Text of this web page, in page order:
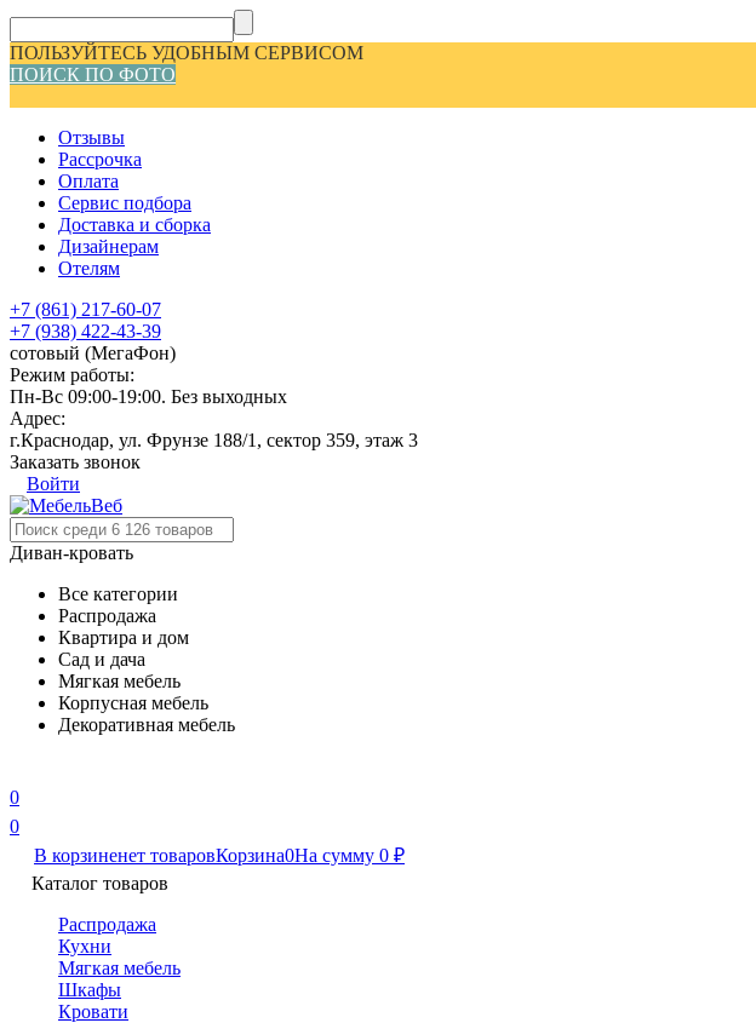
ПОЛЬЗУЙТЕСЬ УДОБНЫМ СЕРВИСОМ
ПОИСК ПО ФОТО
Отзывы
Рассрочка
Оплата
Сервис подбора
Доставка и сборка
Дизайнерам
Отелям
+7 (861) 217-60-07
+7 (938) 422-43-39
сотовый (МегаФон)
Режим работы:
Пн-Вс 09:00-19:00. Без выходных
Адрес:
г.Краснодар, ул. Фрунзе 188/1, сектор 359, этаж 3
Заказать звонок
Войти
Диван-кровать
Все категории
Распродажа
Квартира и дом
Сад и дача
Мягкая мебель
Корпусная мебель
Декоративная мебель
0
0
В корзиненет товаровКорзина0На сумму 0 ₽
Каталог товаров
Распродажа
Кухни
Мягкая мебель
Шкафы
Кровати